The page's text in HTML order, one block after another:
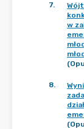
7.
w
8.